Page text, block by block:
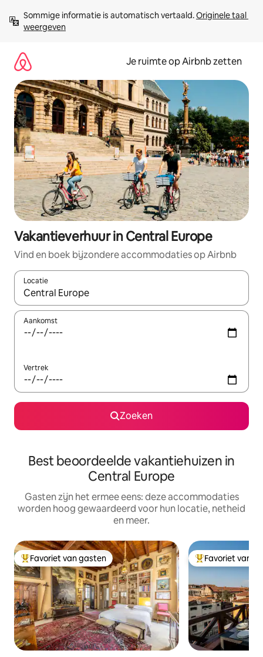
direct
naar
Sommige informatie is automatisch vertaald. Originele taal
weergeven
Je ruimte op Airbnb zetten
Vakantieverhuur in Central Europe
Vind en boek bijzondere accommodaties op Airbnb
Locatie
Wanneer er suggesties beschikbaar zijn, maak je een keuze
Aankomst
Vertrek
Zoeken
Best beoordeelde vakantiehuizen in
Central Europe
Gasten zijn het ermee eens: deze accommodaties
worden hoog gewaardeerd voor hun locatie, netheid
en meer.
Topfavoriet van gasten
Favoriet van gasten Topfavoriet van
Favoriet van